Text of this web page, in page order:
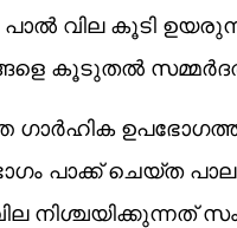
പാല്‍ വില കൂടി
കൂടുതല്‍
ഗാര്‍ഹിക
പാക്ക് ചെയ്ത
നിശ്ചയിക്കുന്നത്